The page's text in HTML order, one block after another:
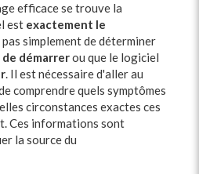
efficace se trouve la
est exactement le
pas simplement de déterminer
démarrerou que le logiciel
. Il est nécessaire d'aller au
comprendre quels symptômes
circonstances exactes ces
Ces informations sont
la source du